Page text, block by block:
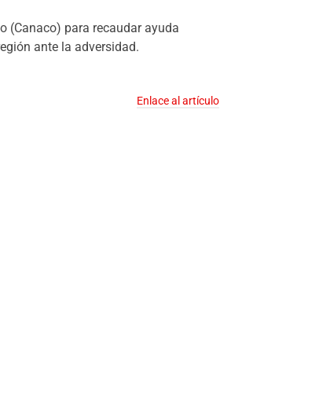
(Canaco) para recaudar ayuda
ante la adversidad.
Enlace al artículo